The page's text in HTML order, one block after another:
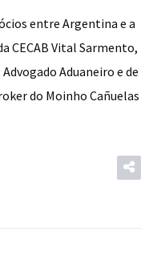
entre Argentina e a
CECAB Vital Sarmento,
Aduaneiro e de
do Moinho Cañuelas